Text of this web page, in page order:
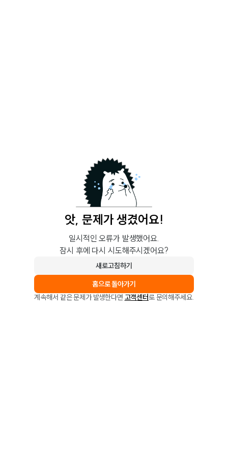
앗, 문제가 생겼어요!
일시적인 오류가 발생했어요.
잠시 후에 다시 시도해주시겠어요?
새로고침하기
홈으로 돌아가기
계속해서 같은 문제가 발생한다면 고객센터로 문의해주세요.